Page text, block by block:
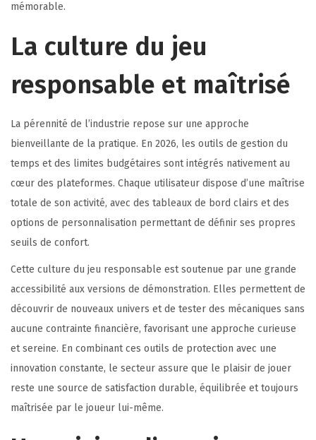
mémorable.
La culture du jeu
responsable et maîtrisé
La pérennité de l’industrie repose sur une approche
bienveillante de la pratique. En 2026, les outils de gestion du
temps et des limites budgétaires sont intégrés nativement au
cœur des plateformes. Chaque utilisateur dispose d’une maîtrise
totale de son activité, avec des tableaux de bord clairs et des
options de personnalisation permettant de définir ses propres
seuils de confort.
Cette culture du jeu responsable est soutenue par une grande
accessibilité aux versions de démonstration. Elles permettent de
découvrir de nouveaux univers et de tester des mécaniques sans
aucune contrainte financière, favorisant une approche curieuse
et sereine. En combinant ces outils de protection avec une
innovation constante, le secteur assure que le plaisir de jouer
reste une source de satisfaction durable, équilibrée et toujours
maîtrisée par le joueur lui-même.